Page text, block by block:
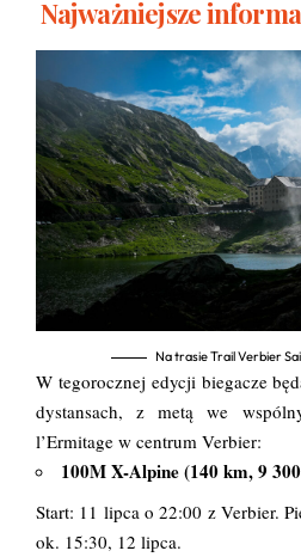
Najważniejsze
Na trasie Trail Verbier
W tegorocznej edycji biegacze
dystansach, z metą we
l’Ermitage w centrum Verbier:
100M X-Alpine (140 km, 9
Start: 11 lipca o 22:00 z Verbier.
ok. 15:30, 12 lipca.